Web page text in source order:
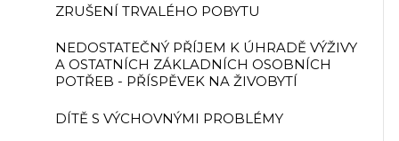
ZRUŠENÍ TRVALÉHO POBYTU
NEDOSTATEČNÝ PŘÍJEM K ÚHRADĚ VÝŽIVY
A OSTATNÍCH ZÁKLADNÍCH OSOBNÍCH
POTŘEB - PŘÍSPĚVEK NA ŽIVOBYTÍ
DÍTĚ S VÝCHOVNÝMI PROBLÉMY